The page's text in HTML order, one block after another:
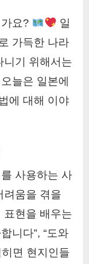
요?
일
가득한 나라
니기 위해서는
늘은 일본에
에 대해 이야
사용하는 사
려움을 겪을
표현을 배우는
니다”, “도와
면 현지인들